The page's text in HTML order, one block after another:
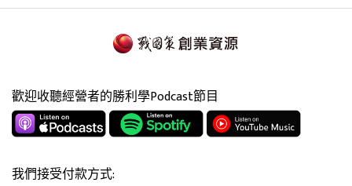
歡迎收聽經營者的勝利學Podcast節目
我們接受付款方式: